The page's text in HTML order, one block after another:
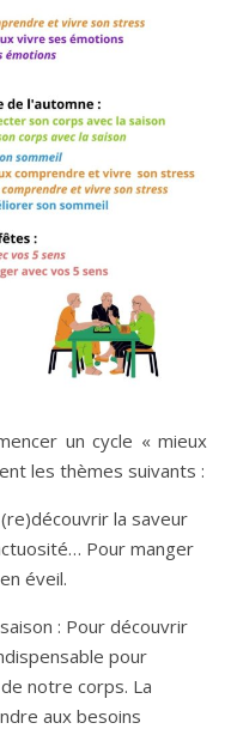
un cycle « mieux
les thèmes suivants :
la saveur
Pour manger
éveil.
: Pour découvrir
pour
notre corps. La
aux besoins